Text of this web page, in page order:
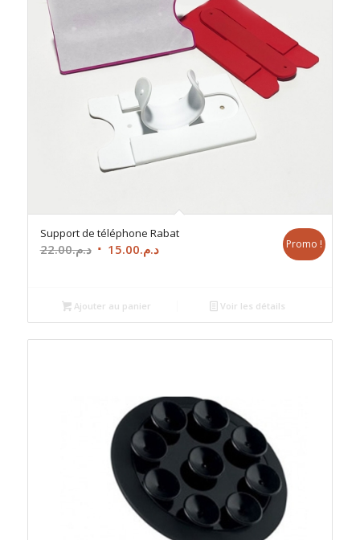
Support de téléphone Rabat
د.م.22.00
Le
était :
د.م.22.00.
د.م.15.00
Le
د.م.15.00.
Promo !
Ajouter au panier Voir les détails